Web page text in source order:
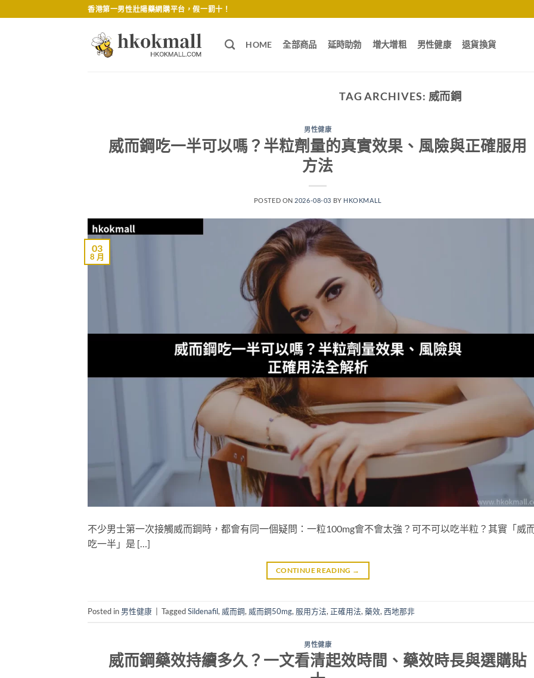
to
香港第一男性壯陽藥網購平台，假一罰十！
HOME 全部商品 延時助勃 增大增粗 男性健康 退貨換貨
TAG ARCHIVES: 威而鋼
男性健康
威而鋼吃一半可以嗎？半粒劑量的真實效果、風險與正確服用
方法
POSTED ON 2026-08-03 BY HKOKMALL
03
8 月
不少男士第一次接觸威而鋼時，都會有同一個疑問：一粒100mg會不會太強？可不可以吃半粒？其實「威
吃一半」是 […]
CONTINUE READING →
Posted in 男性健康 TaggedSildenafil, 威而鋼, 威而鋼50mg, 服用方法, 正確用法, 藥效, 西地那非
男性健康
威而鋼藥效持續多久？一文看清起效時間、藥效時長與選購貼